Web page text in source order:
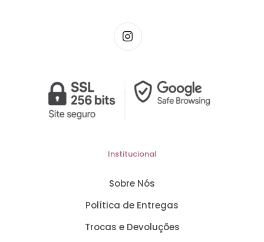
Institucional
Sobre Nós
Política de Entregas
Trocas e Devoluções